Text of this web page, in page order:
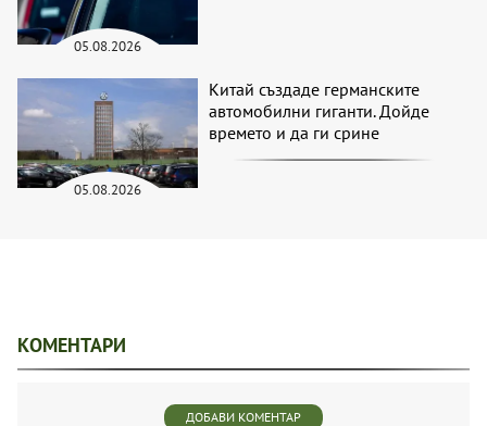
05.08.2026
05.08.2026
Китай създаде германските
автомобилни гиганти. Дойде
времето и да ги срине
КОМЕНТАРИ
ДОБАВИ КОМЕНТАР